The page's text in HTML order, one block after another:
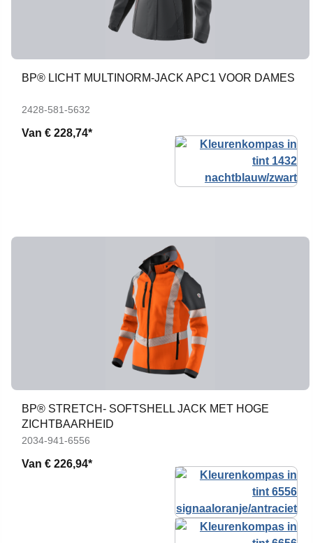
BP® LICHT MULTINORM-JACK APC1 VOOR DAMES
2428-581-5632
Van € 228,74*
BP® STRETCH- SOFTSHELL JACK MET HOGE
ZICHTBAARHEID
2034-941-6556
Van € 226,94*